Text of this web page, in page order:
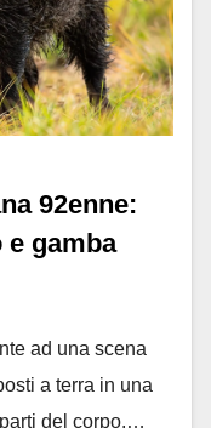
92enne:
gamba
ad una scena
a terra in una
del corpo.…